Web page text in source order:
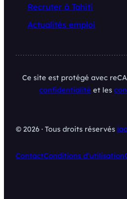
Recruter à Tahiti
Actualités emploi
Ce site est protégé avec
confidentialité et les
© 2026 · Tous droits réservés
ContactConditions d’utilisation